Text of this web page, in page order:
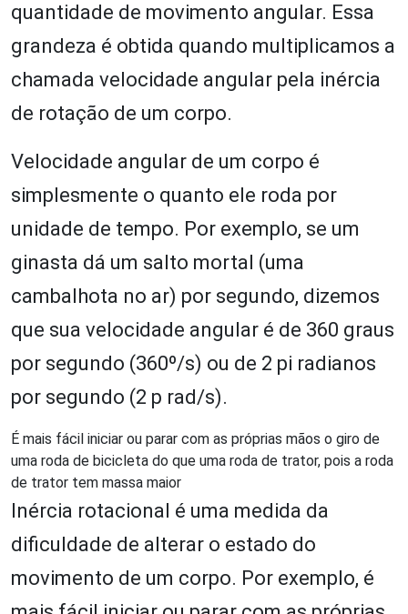
quantidade de movimento angular. Essa
grandeza é obtida quando multiplicamos a
chamada velocidade angular pela inércia
de rotação de um corpo.
Velocidade angular de um corpo é
simplesmente o quanto ele roda por
unidade de tempo. Por exemplo, se um
ginasta dá um salto mortal (uma
cambalhota no ar) por segundo, dizemos
que sua velocidade angular é de 360 graus
por segundo (360º/s) ou de 2 pi radianos
por segundo (2 p rad/s).
É mais fácil iniciar ou parar com as próprias mãos o giro de
uma roda de bicicleta do que uma roda de trator, pois a roda
de trator tem massa maior
Inércia rotacional é uma medida da
dificuldade de alterar o estado do
movimento de um corpo. Por exemplo, é